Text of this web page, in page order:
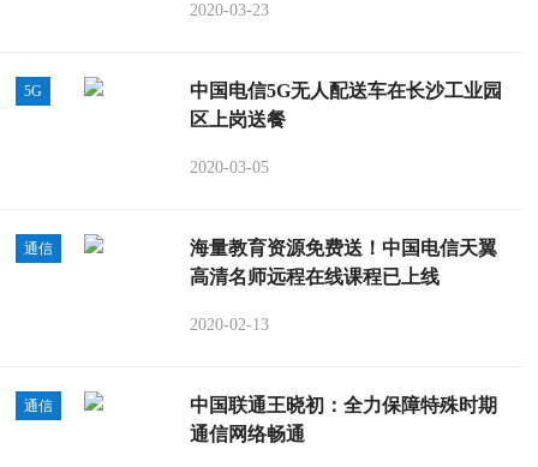
2020-03-23
5G
中国电信5G无人配送车在长沙工业园
区上岗送餐
2020-03-05
通信
海量教育资源免费送！中国电信天翼
高清名师远程在线课程已上线
2020-02-13
通信
中国联通王晓初：全力保障特殊时期
通信网络畅通